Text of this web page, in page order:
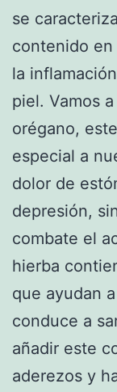
se
contenido
la
piel. Vamos
orégano,
especial a
dolor de
depresión,
combate el
hierba
que ayudan
conduce a
añadir este
aderezos y